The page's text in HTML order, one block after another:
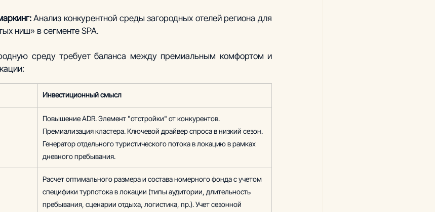
Анализ конкурентной среды загородных отелей региона для
ниш» в сегменте SPA.
среду требует баланса между премиальным комфортом и
Инвестиционный смысл
Повышение ADR. Элемент "отстройки" от конкурентов.
Премиализация кластера. Ключевой драйвер спроса в низкий сезон.
Генератор отдельного туристического потока в локацию в рамках
дневного пребывания.
Расчет оптимального размера и состава номерного фонда с учетом
специфики турпотока в локации (типы аудитории, длительность
пребывания, сценарии отдыха, логистика, пр.). Учет сезонной